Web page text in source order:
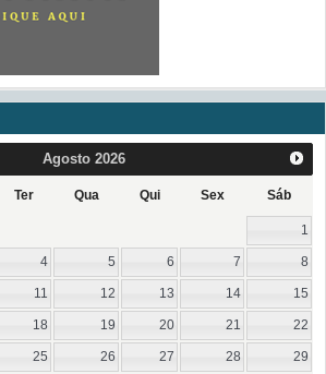
Agosto 2026
Ter Qua Qui Sex Sáb
1
4 5 6 7 8
11 12 13 14 15
18 19 20 21 22
25 26 27 28 29